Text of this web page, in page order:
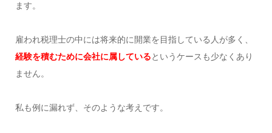
ます。
雇われ税理士の中には将来的に開業を目指している人が多く、
経験を積むために会社に属しているというケースも少なくあり
ません。
私も例に漏れず、そのような考えです。